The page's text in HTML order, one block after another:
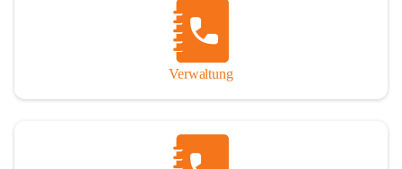
Verwaltung